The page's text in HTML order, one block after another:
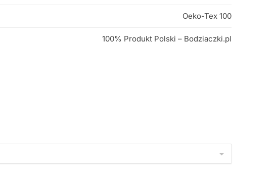
Oeko-Tex 100
100% Produkt Polski – Bodziaczki.pl